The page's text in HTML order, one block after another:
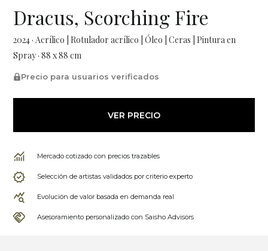
Dracus, Scorching Fire
2024 · Acrílico | Rotulador acrílico | Óleo | Ceras | Pintura en
Spray · 88 x 88 cm
Precio para usuarios verificados
VER PRECIO
Mercado cotizado con precios trazables
Selección de artistas validados por criterio experto
Evolución de valor basada en demanda real
Asesoramiento personalizado con Saisho Advisors